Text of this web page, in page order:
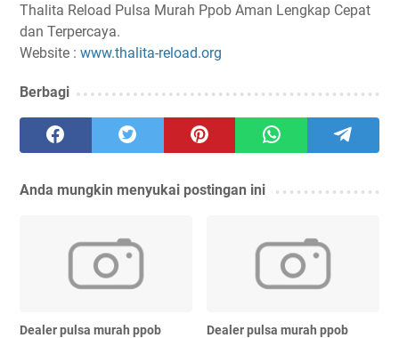
Thalita Reload Pulsa Murah Ppob Aman Lengkap Cepat
dan Terpercaya.
Website : www.thalita-reload.org
Berbagi
Anda mungkin menyukai postingan ini
Dealer pulsa murah ppob
Dealer pulsa murah ppob